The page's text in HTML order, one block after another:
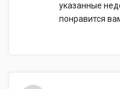
указанные
понравится